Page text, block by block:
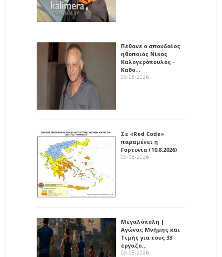
Πέθανε ο σπουδαίος
ηθοποιός Νίκος
Καλογερόπουλος -
Καθο…
09-08-2026
Σε «Red Code»
παραμένει η
Γορτυνία (10.8.2026)
09-08-2026
Μεγαλόπολη |
Αγώνας Μνήμης και
Τιμής για τους 33
εργαζο…
09-08-2026